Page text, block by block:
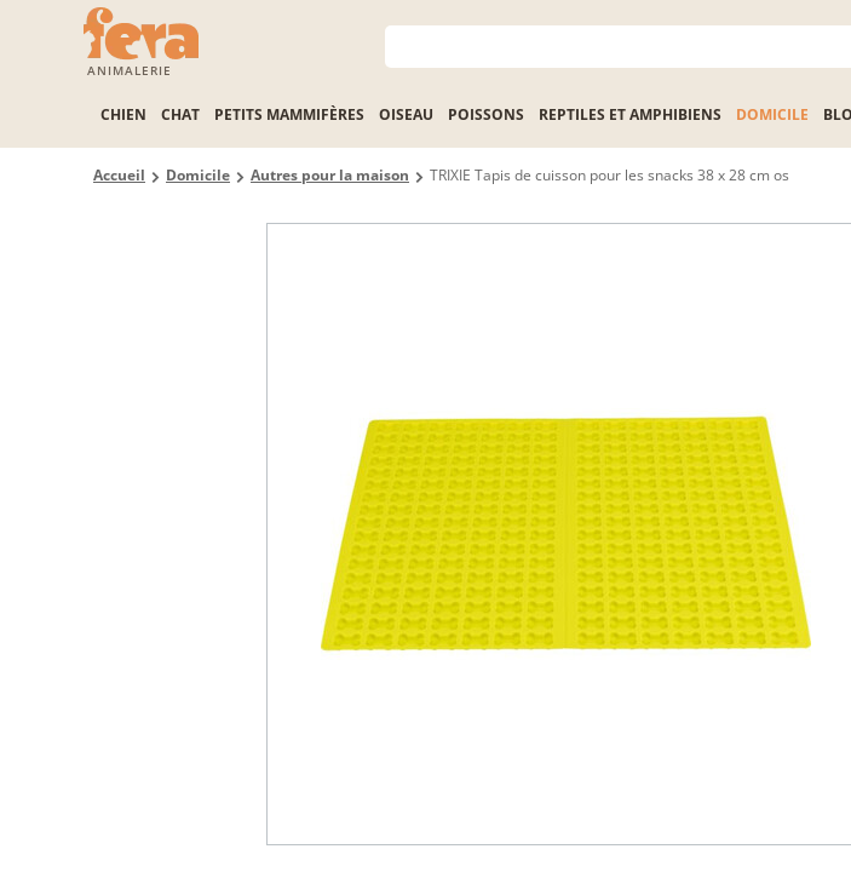
ANIMALERIE
CHIEN CHAT PETITS MAMMIFÈRES OISEAU POISSONS REPTILES ET AMPHIBIENS DOMICILE
Accueil Domicile Autres pour la maison TRIXIE Tapis de cuisson pour les snacks 38 x 28 cm os